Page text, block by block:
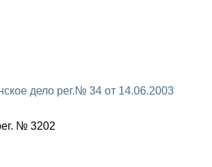
дело рег.№ 34 от 14.06.2003
№ 3202